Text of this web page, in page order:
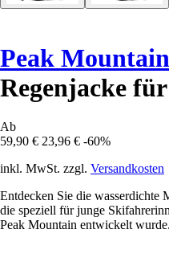
Peak Mountain
Regenjacke
Ab
59,90 € 23,96 € -60%
inkl. MwSt. zzgl. Versandkosten
Entdecken Sie die wasserdichte
die speziell für junge
Peak Mountain entwickelt wurde.